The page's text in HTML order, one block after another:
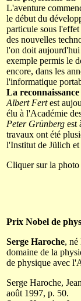
L'aventure
le début du
particule sous
des nouvelles
l'on doit aujourd'hui
exemple permis le
encore, dans les
l'informatique
La
Albert Fertest
élu à l'Académie
Peter Grünberg est
travaux ont été
l'Institut de Jülich et
Cliquer sur la
Prix Nobel de
Serge Haroche, né
domaine de la
de physique avec
Serge Haroche,
août 1997, p. 50.